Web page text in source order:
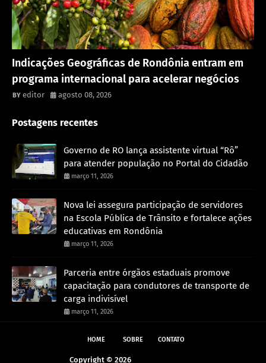
Indicações Geográficas de Rondônia entram em
programa internacional para acelerar negócios
editor agosto 08, 2026
Postagens recentes
Governo de RO lança assistente virtual “Rô”
para atender população no Portal do Cidadão
março 11, 2026
Nova lei assegura participação de servidores
na Escola Pública de Trânsito e fortalece ações
educativas em Rondônia
março 11, 2026
Parceria entre órgãos estaduais promove
capacitação para condutores de transporte de
carga indivisível
março 11, 2026
HOME SOBRE CONTATO
Copyright © 2026